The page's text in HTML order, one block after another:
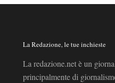
La Redazione, le tue inchieste
La redazione.net è un
principalmente di